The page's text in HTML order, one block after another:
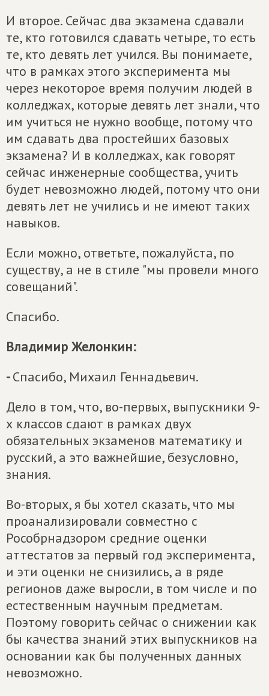
И второе. Сейчас два экзамена сдавали
те, кто готовился сдавать четыре, то есть
те, кто девять лет учился. Вы понимаете,
что в рамках этого эксперимента мы
через некоторое время получим людей в
колледжах, которые девять лет знали, что
им учиться не нужно вообще, потому что
им сдавать два простейших базовых
экзамена? И в колледжах, как говорят
сейчас инженерные сообщества, учить
будет невозможно людей, потому что они
девять лет не учились и не имеют таких
навыков.
Если можно, ответьте, пожалуйста, по
существу, а не в стиле "мы провели много
совещаний".
Спасибо.
Владимир Желонкин:
-Спасибо, Михаил Геннадьевич.
Дело в том, что, во-первых, выпускники 9-
х классов сдают в рамках двух
обязательных экзаменов математику и
русский, а это важнейшие, безусловно,
знания.
Во-вторых, я бы хотел сказать, что мы
проанализировали совместно с
Рособрнадзором средние оценки
аттестатов за первый год эксперимента,
и эти оценки не снизились, а в ряде
регионов даже выросли, в том числе и по
естественным научным предметам.
Поэтому говорить сейчас о снижении как
бы качества знаний этих выпускников на
основании как бы полученных данных
невозможно.